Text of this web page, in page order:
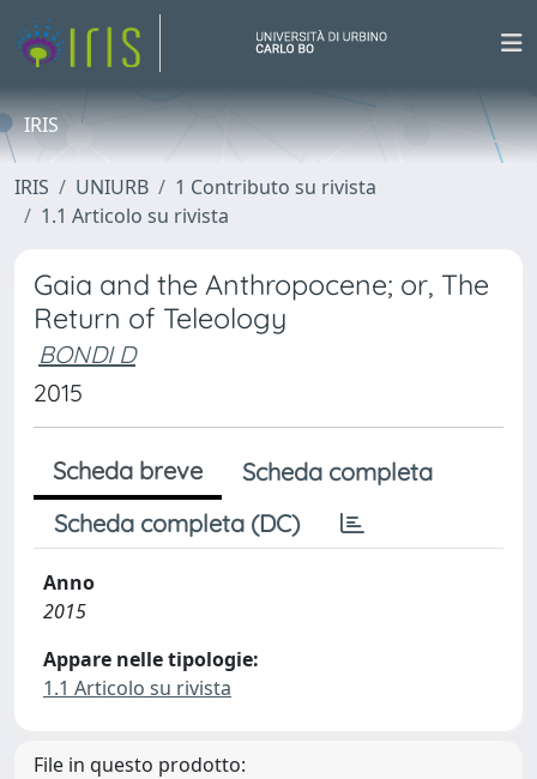
IRIS
IRIS UNIURB
1 Contributo su rivista
1.1 Articolo su rivista
Gaia and the Anthropocene; or, The
Return of Teleology
BONDI D
2015
Scheda breve
Scheda completa
Scheda completa (DC)
Anno
2015
Appare nelle tipologie:
1.1 Articolo su rivista
File in questo prodotto: